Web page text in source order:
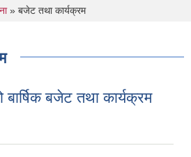
» बजेट तथा कार्यक्रम
बजेट तथा कार्यक्रम